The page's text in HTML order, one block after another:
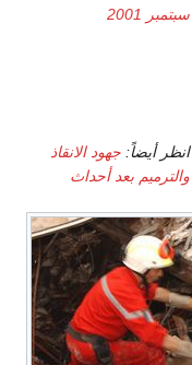
سبتمبر 2001
انظر أيضاً: جهود الانقاذ
والترميم بعد أحداث